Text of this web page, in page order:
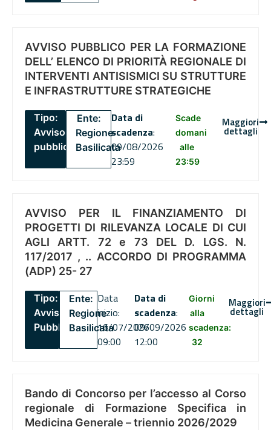
AVVISO PUBBLICO PER LA FORMAZIONE
DELL’ ELENCO DI PRIORITÀ REGIONALE DI
INTERVENTI ANTISISMICI SU STRUTTURE
E INFRASTRUTTURE STRATEGICHE
Tipo:
Avviso
pubblico
Ente:
Regione
Basilicata
Data di
scadenza:
09/08/2026
23:59
Scade
domani
alle
23:59
Maggiori
dettagli
AVVISO PER IL FINANZIAMENTO DI
PROGETTI DI RILEVANZA LOCALE DI CUI
AGLI ARTT. 72 e 73 DEL D. LGS. N.
117/2017 , .. ACCORDO DI PROGRAMMA
(ADP) 25- 27
Tipo:
Avviso
Pubblico
Ente:
Regione
Basilicata
Data
inizio:
16/07/2026
09:00
Data di
scadenza:
09/09/2026
12:00
Giorni
alla
scadenza:
32
Maggiori
dettagli
Bando di Concorso per l’accesso al Corso
regionale di Formazione Specifica in
Medicina Generale – triennio 2026/2029